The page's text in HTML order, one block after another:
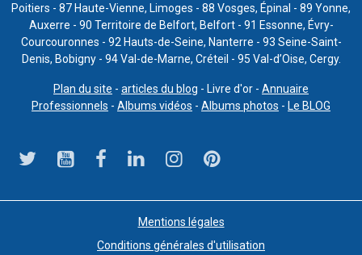
Poitiers - 87 Haute-Vienne, Limoges - 88 Vosges, Épinal - 89 Yonne,
Auxerre - 90 Territoire de Belfort, Belfort - 91 Essonne, Évry-
Courcouronnes - 92 Hauts-de-Seine, Nanterre - 93 Seine-Saint-
Denis, Bobigny - 94 Val-de-Marne, Créteil - 95 Val-d’Oise, Cergy.
Plan du site - articles du blog - Livre d'or - Annuaire
Professionnels - Albums vidéos - Albums photos - Le BLOG
Mentions légales
Conditions générales d'utilisation